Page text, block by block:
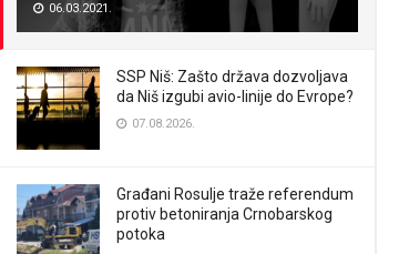
06.03.2021.
SSP Niš: Zašto država dozvoljava
da Niš izgubi avio-linije do Evrope?
07.08.2026.
Građani Rosulje traže referendum
protiv betoniranja Crnobarskog
potoka